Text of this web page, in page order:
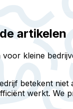
artikelen
voor kleine
betekent
werkt. We